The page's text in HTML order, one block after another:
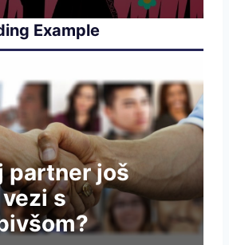
Example
partner još
s